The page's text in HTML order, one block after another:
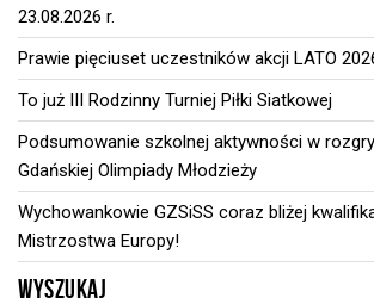
23.08.2026 r.
Prawie pięciuset uczestników akcji LATO
To już III Rodzinny Turniej Piłki Siatkowej
Podsumowanie szkolnej aktywności w
Gdańskiej Olimpiady Młodzieży
Wychowankowie GZSiSS coraz bliżej
Mistrzostwa Europy!
WYSZUKAJ